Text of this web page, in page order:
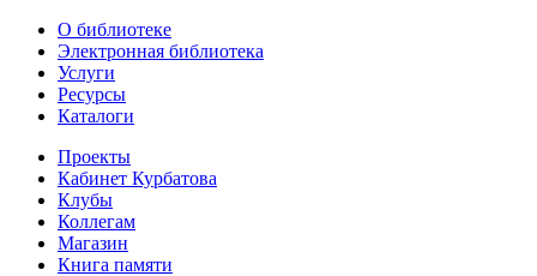
О библиотеке
Электронная библиотека
Услуги
Ресурсы
Каталоги
Проекты
Кабинет Курбатова
Клубы
Коллегам
Магазин
Книга памяти